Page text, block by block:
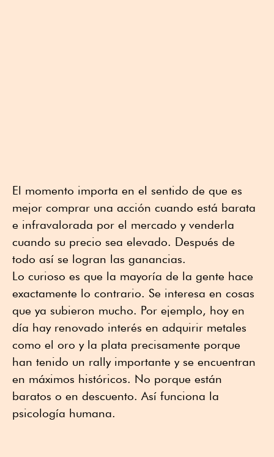
El momento importa en el sentido de que es
mejor comprar una acción cuando está barata
e infravalorada por el mercado y venderla
cuando su precio sea elevado. Después de
todo así se logran las ganancias.
Lo curioso es que la mayoría de la gente hace
exactamente lo contrario. Se interesa en cosas
que ya subieron mucho. Por ejemplo, hoy en
día hay renovado interés en adquirir metales
como el oro y la plata precisamente porque
han tenido un rally importante y se encuentran
en máximos históricos. No porque están
baratos o en descuento. Así funciona la
psicología humana.